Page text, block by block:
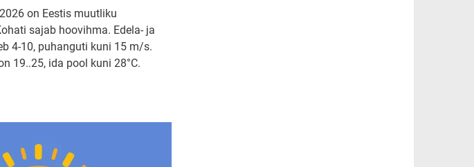
on Eestis muutliku
sajab hoovihma. Edela- ja
4-10, puhanguti kuni 15 m/s.
19..25, ida pool kuni 28°C.